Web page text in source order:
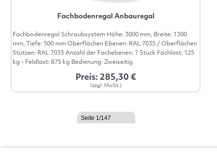
Fachbodenregal Anbauregal
Fachbodenregal Schraubsystem Höhe: 3000 mm, Breite: 1300
mm, Tiefe: 500 mm Oberflächen Ebenen: RAL 7035 / Oberflächen
Stützen: RAL 7035 Anzahl der Fachebenen: 7 Stück Fachlast: 125
kg - Feldlast: 875 kg Bedienung: Zweiseitig
Preis: 285,30 €
(zzgl. MwSt.)